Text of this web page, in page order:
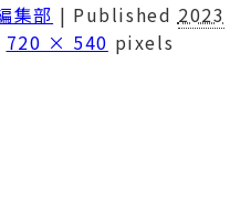
集部 | Published 2023
720 × 540 pixels